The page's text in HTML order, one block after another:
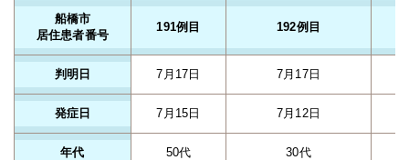
船橋市
居住患者番号
191例目 192例目
判明日 7月17日 7月17日
発症日 7月15日 7月12日
年代 50代 30代